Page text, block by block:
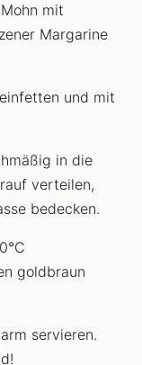
mit
Margarine
und mit
in die
verteilen,
bedecken.
goldbraun
servieren.